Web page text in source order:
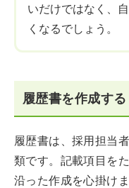
いだけではなく、
くなるでしょう。
履歴書を作成する
履歴書は、採用担当
類です。記載項目を
沿った作成を心掛けま